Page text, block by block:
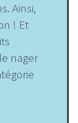
Ainsi,
! Et
nager